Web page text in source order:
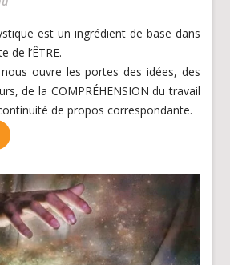
est un ingrédient de base dans
de l’ÊTRE.
ouvre les portes des idées, des
de la COMPRÉHENSION du travail
de propos correspondante.